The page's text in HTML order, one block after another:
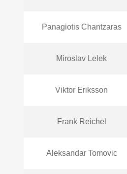
Panagiotis Chantzaras
Miroslav Lelek
Viktor Eriksson
Frank Reichel
Aleksandar Tomovic